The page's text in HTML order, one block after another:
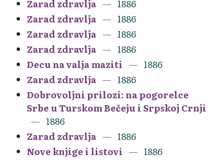
Zarad zdravlja
1886
Zarad zdravlja
1886
Zarad zdravlja
1886
Zarad zdravlja
1886
Decu na valja maziti
1886
Zarad zdravlja
1886
Dobrovoljni prilozi: na pogorelce
Srbe u Turskom Bečeju i Srpskoj Crnji
1886
Zarad zdravlja
1886
Nove knjige i listovi
1886